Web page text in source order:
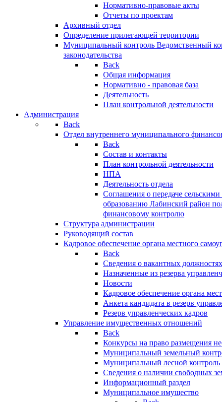
Нормативно-правовые акты
Отчеты по проектам
Архивный отдел
Определение прилегающей территории
Муниципальный контроль Ведомственный
законодательства
Back
Общая информация
Нормативно - правовая база
Деятельность
План контрольной деятельности
Администрация
Back
Отдел внутреннего муниципального
Back
Состав и контакты
План контрольной деятельности
НПА
Деятельность отдела
Соглашения о передаче
образованию Лабинский район
финансовому контролю
Структура администрации
Руководящий состав
Кадровое обеспечение органа местного
Back
Сведения о вакантных
Назначенные из резерва
Новости
Кадровое обеспечение органа
Анкета кандидата в резерв
Резерв управленческих кадров
Управление имущественных отношений
Back
Конкурсы на право размещения
Муниципальный земельный
Муниципальный лесной контроль
Сведения о наличии свободных
Информационный раздел
Муниципальное имущество